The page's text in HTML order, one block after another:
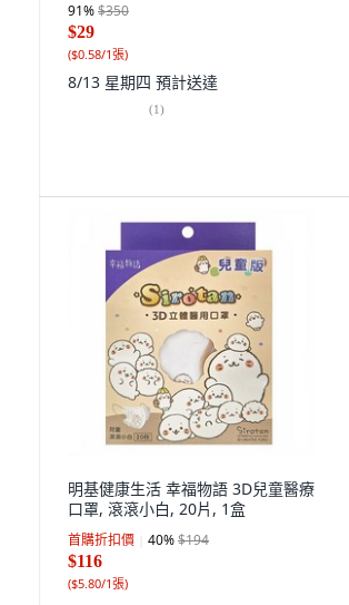
91%$350
$29
($0.58/1張)
8/13 星期四 預計送達
(1)
明基健康生活 幸福物語 3D兒童醫療
口罩, 滾滾小白, 20片, 1盒
首購折扣價 40%$194
$116
($5.80/1張)